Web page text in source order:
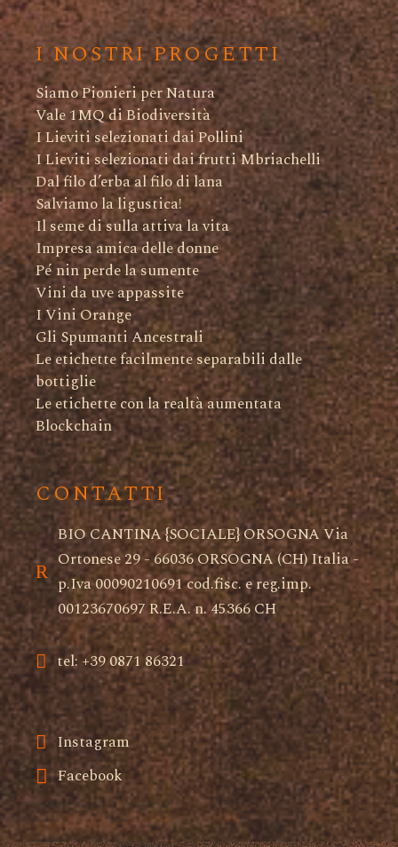
I NOSTRI PROGETTI
Siamo Pionieri per Natura
Vale 1MQ di Biodiversità
I Lieviti selezionati dai Pollini
I Lieviti selezionati dai frutti Mbriachelli
Dal filo d’erba al filo di lana
Salviamo la ligustica!
Il seme di sulla attiva la vita
Impresa amica delle donne
Pé nin perde la sumente
Vini da uve appassite
I Vini Orange
Gli Spumanti Ancestrali
Le etichette facilmente separabili dalle
bottiglie
Le etichette con la realtà aumentata
Blockchain
CONTATTI
BIO CANTINA {SOCIALE} ORSOGNA Via
Ortonese 29 - 66036 ORSOGNA (CH) Italia -
p.Iva 00090210691 cod.fisc. e reg.imp.
00123670697 R.E.A. n. 45366 CH
tel: +39 0871 86321
Instagram
Facebook